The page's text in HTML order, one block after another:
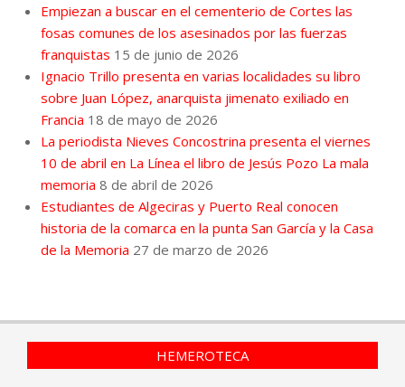
Empiezan a buscar en el cementerio de Cortes las
fosas comunes de los asesinados por las fuerzas
franquistas 15 de junio de 2026
Ignacio Trillo presenta en varias localidades su libro
sobre Juan López, anarquista jimenato exiliado en
Francia 18 de mayo de 2026
La periodista Nieves Concostrina presenta el viernes
10 de abril en La Línea el libro de Jesús Pozo La mala
memoria 8 de abril de 2026
Estudiantes de Algeciras y Puerto Real conocen
historia de la comarca en la punta San García y la Casa
de la Memoria 27 de marzo de 2026
HEMEROTECA